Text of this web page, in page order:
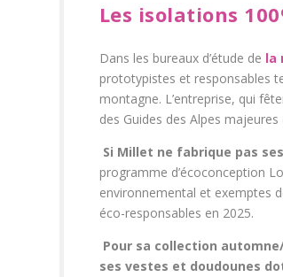
Les isolations
Dans les bureaux d’étude de la
prototypistes et responsables
montagne. L’entreprise, qui
des Guides des Alpes
Si Millet ne fabrique pas
programme d’écoconception
environnemental et exemptes
éco-responsables en 2025.
Pour sa collection
ses vestes et doudounes